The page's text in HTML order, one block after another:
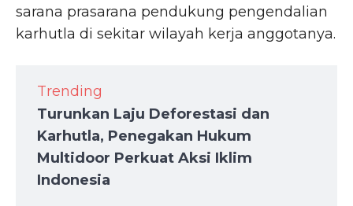
sarana prasarana pendukung pengendalian
karhutla di sekitar wilayah kerja anggotanya.
Trending
Turunkan Laju Deforestasi dan
Karhutla, Penegakan Hukum
Multidoor Perkuat Aksi Iklim
Indonesia